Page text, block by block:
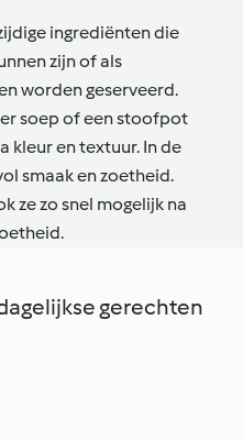
ingrediënten die
zijn of als
worden geserveerd.
soep of een stoofpot
kleur en textuur. In de
smaak en zoetheid.
ze zo snel mogelijk na
gerechten